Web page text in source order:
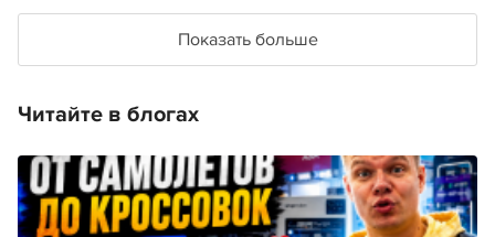
Показать больше
Читайте в блогах